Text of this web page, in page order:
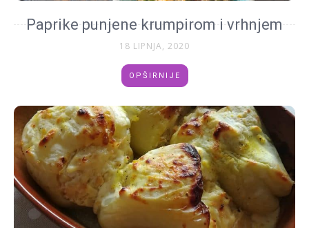
Paprike punjene krumpirom i vrhnjem
18 LIPNJA, 2020
OPŠIRNIJE